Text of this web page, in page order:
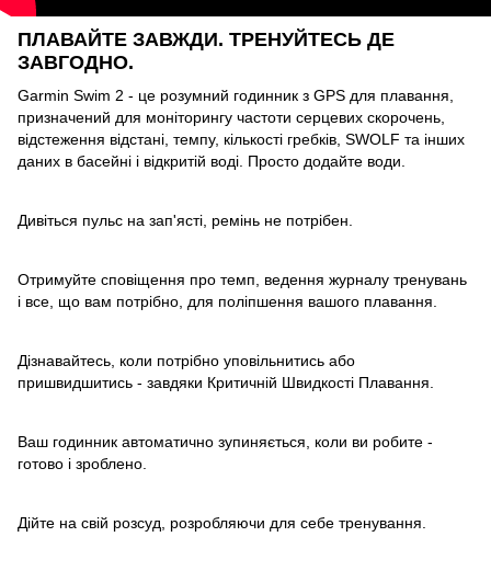
ПЛАВАЙТЕ ЗАВЖДИ. ТРЕНУЙТЕСЬ ДЕ
ЗАВГОДНО.
Garmin Swim 2 - це розумний годинник з GPS для плавання,
призначений для моніторингу частоти серцевих скорочень,
відстеження відстані, темпу, кількості гребків, SWOLF та інших
даних в басейні і відкритій воді. Просто додайте води.
Дивіться пульс на зап'ясті, ремінь не потрібен.
Отримуйте сповіщення про темп, ведення журналу тренувань
і все, що вам потрібно, для поліпшення вашого плавання.
Дізнавайтесь, коли потрібно уповільнитись або
пришвидшитись - завдяки Критичній Швидкості Плавання.
Ваш годинник автоматично зупиняється, коли ви робите -
готово і зроблено.
Дійте на свій розсуд, розробляючи для себе тренування.